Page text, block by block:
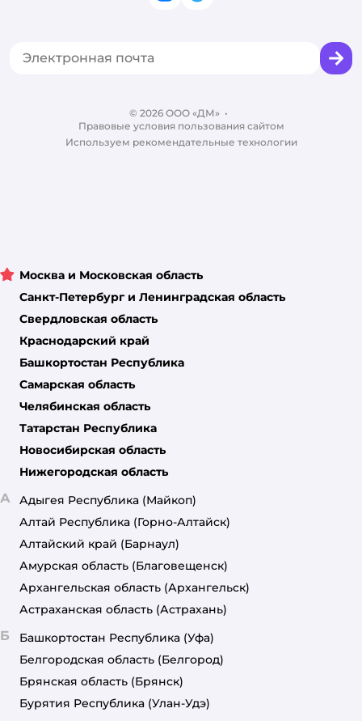
Политика использования файлов cookie
Блог
Корм для собак
© 2026 ООО «ДМ» •
Правовые условия пользования сайтом
Используем рекомендательные технологии
Москва и Московская область
Санкт-Петербург и Ленинградская область
Свердловская область
Краснодарский край
Башкортостан Республика
Самарская область
Челябинская область
Татарстан Республика
Новосибирская область
Нижегородская область
А Адыгея Республика (Майкоп)
Алтай Республика (Горно-Алтайск)
Алтайский край (Барнаул)
Амурская область (Благовещенск)
Архангельская область (Архангельск)
Астраханская область (Астрахань)
Б Башкортостан Республика (Уфа)
Белгородская область (Белгород)
Брянская область (Брянск)
Бурятия Республика (Улан-Удэ)